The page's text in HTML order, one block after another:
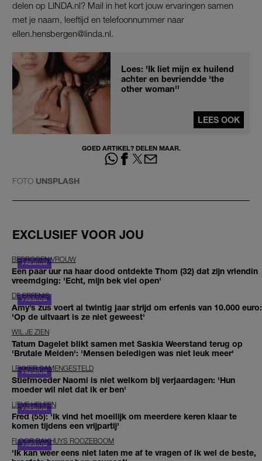
delen op LINDA.nl? Mail in het kort jouw ervaringen samen
met je naam, leeftijd en telefoonnummer naar
ellen.hensbergen@linda.nl.
Loes: 'Ik liet mijn ex huilend
achter en bevriendde 'the
other woman''
LEES OOK
GOED ARTIKEL? DELEN MAAR.
FOTO UNSPLASH
EXCLUSIEF VOOR JOU
BEDROGEN VROUW
Een paar uur na haar dood ontdekte Thom (32) dat zijn vriendin
vreemdging: 'Echt, mijn bek viel open'
DE ERFENIS
Amy’s zus voert al twintig jaar strijd om erfenis van 10.000 euro:
'Op de uitvaart is ze niet geweest'
WIL JE ZIEN
Tatum Dagelet blikt samen met Saskia Weerstand terug op
'Brutale Meiden': 'Mensen beledigen was niet leuk meer'
LEKKER SAMENGESTELD
Stiefmoeder Naomi is niet welkom bij verjaardagen: 'Hun
moeder wil niet dat ik er ben'
LIEVE HELEEN
Fred (55): 'Ik vind het moeilijk om meerdere keren klaar te
komen tijdens een vrijpartij'
FLOOR BAKHUYS ROOZEBOOM
'Ik kan weer eens niet laten me af te vragen of ik wel de beste,